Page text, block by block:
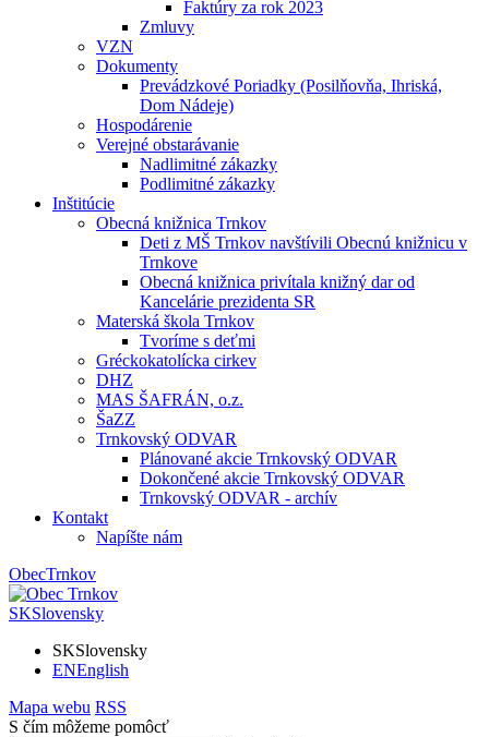
Faktúry za rok 2023
Zmluvy
VZN
Dokumenty
Prevádzkové Poriadky (Posilňovňa, Ihriská,
Dom Nádeje)
Hospodárenie
Verejné obstarávanie
Nadlimitné zákazky
Podlimitné zákazky
Inštitúcie
Obecná knižnica Trnkov
Deti z MŠ Trnkov navštívili Obecnú knižnicu v
Trnkove
Obecná knižnica privítala knižný dar od
Kancelárie prezidenta SR
Materská škola Trnkov
Tvoríme s deťmi
Gréckokatolícka cirkev
DHZ
MAS ŠAFRÁN, o.z.
ŠaZZ
Trnkovský ODVAR
Plánované akcie Trnkovský ODVAR
Dokončené akcie Trnkovský ODVAR
Trnkovský ODVAR - archív
Kontakt
Napíšte nám
ObecTrnkov
SKSlovensky
SKSlovensky
ENEnglish
Mapa webu RSS
S čím môžeme pomôcť